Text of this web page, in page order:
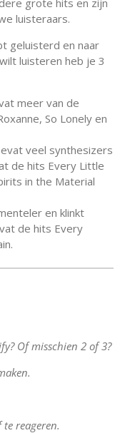
luisteraars.
geluisterd en naar
luisteren heb je 3
meer van de
So Lonely en
veel synthesizers
de hits Every Little
in the Material
en klinkt
de hits Every
Of misschien 2 of 3?
reageren.